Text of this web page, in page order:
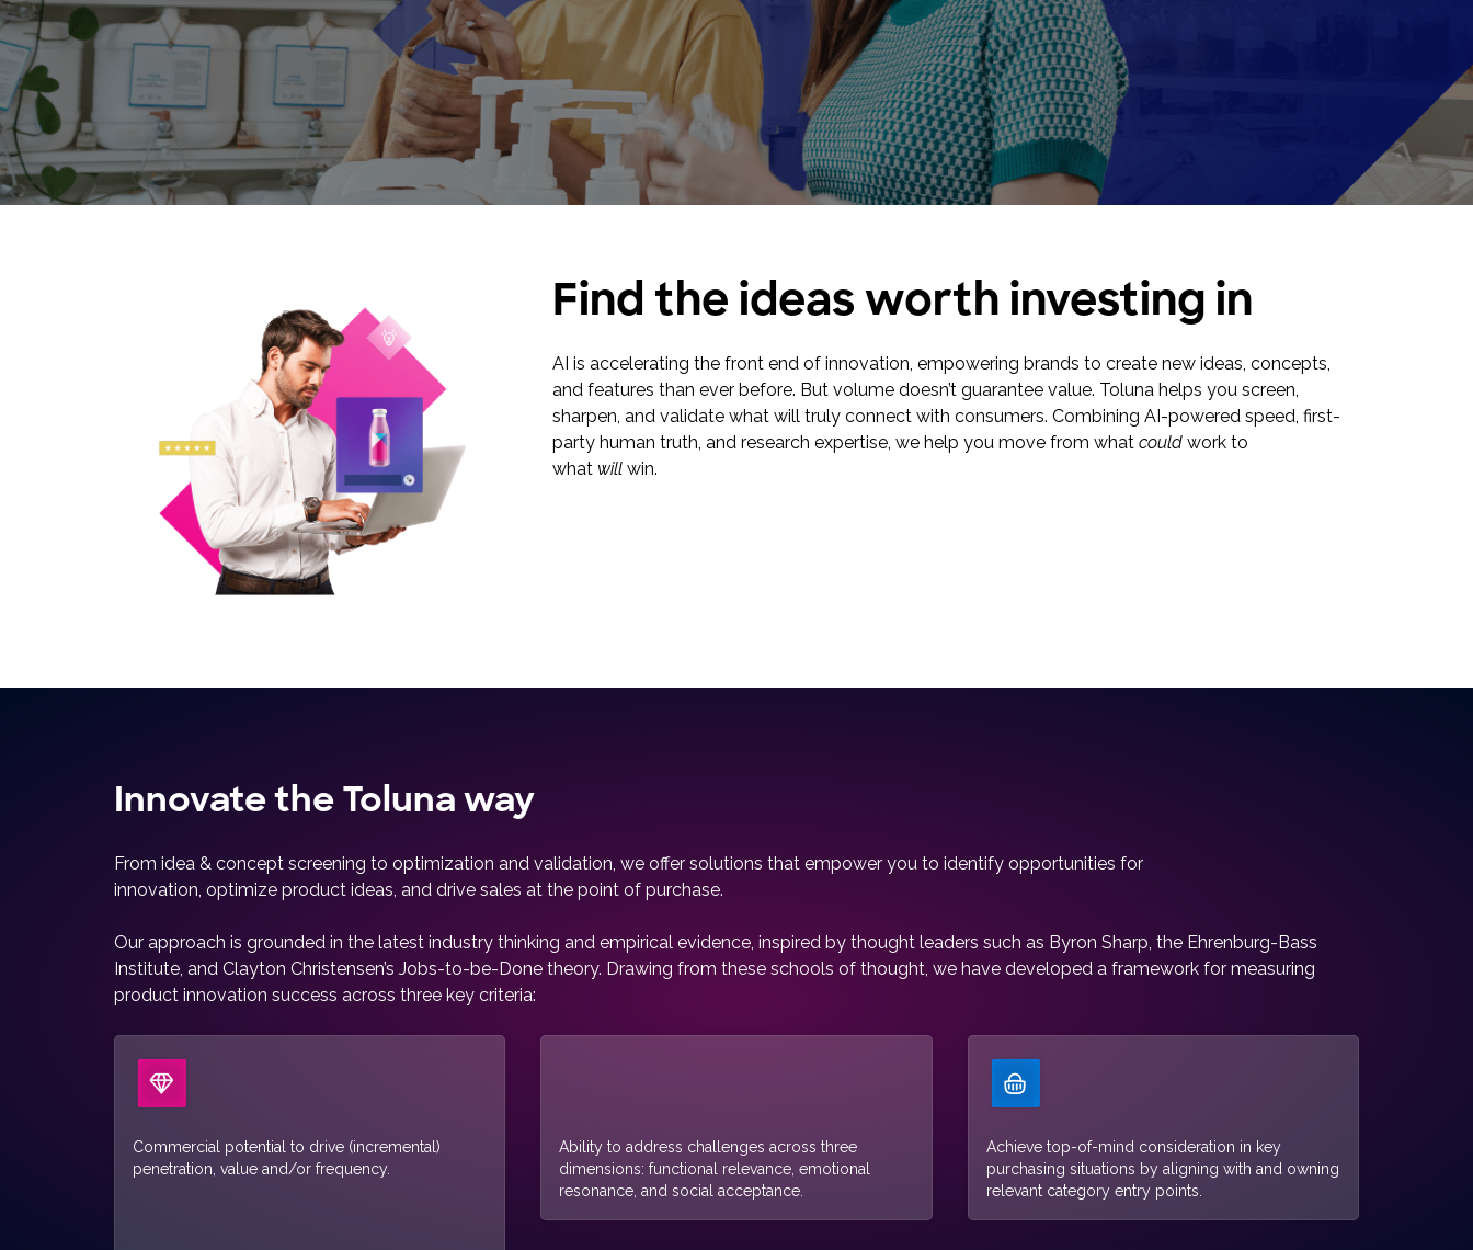
und die Conversion steigern.
Toluna Start Academy
Lernen Sie Toluna Start optimal
einzusetzen und erzielen Sie mit der
Toluna Start Academy noch mehr Wirkung
aus Ihren Research-Projekten.
Find the ideas worth investing in
AI is accelerating the front end of innovation, empowering brands to create new ideas, concepts,
and features than ever before. But volume doesn’t guarantee value. Toluna helps you screen,
sharpen, and validate what will truly connect with consumers. Combining AI-powered speed, first-
party human truth, and research expertise, we help you move from what could work to
what will win.
Innovate the Toluna way
From idea & concept screening to optimization and validation, we offer solutions that empower you to identify opportunities for
innovation, optimize product ideas, and drive sales at the point of purchase.
Our approach is grounded in the latest industry thinking and empirical evidence, inspired by thought leaders such as Byron Sharp, the Ehrenburg-Bass
Institute, and Clayton Christensen’s Jobs-to-be-Done theory. Drawing from these schools of thought, we have developed a framework for measuring
product innovation success across three key criteria:
Commercial potential to drive (incremental)
penetration, value and/or frequency.
Ability to address challenges across three
dimensions: functional relevance, emotional
resonance, and social acceptance.
Achieve top-of-mind consideration in key
purchasing situations by aligning with and owning
relevant category entry points.